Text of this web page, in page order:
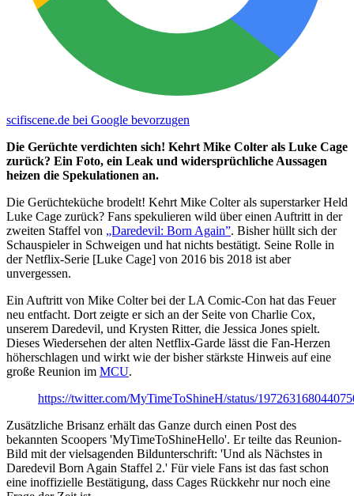
scifiscene.de bei Google bevorzugen
Die Gerüchte verdichten sich! Kehrt Mike Colter als Luke Cage
zurück? Ein Foto, ein Leak und widersprüchliche Aussagen
heizen die Spekulationen an.
Die Gerüchteküche brodelt! Kehrt Mike Colter als superstarker Held
Luke Cage zurück? Fans spekulieren wild über einen Auftritt in der
zweiten Staffel von „Daredevil: Born Again”. Bisher hüllt sich der
Schauspieler in Schweigen und hat nichts bestätigt. Seine Rolle in
der Netflix-Serie [Luke Cage] von 2016 bis 2018 ist aber
unvergessen.
Ein Auftritt von Mike Colter bei der LA Comic-Con hat das Feuer
neu entfacht. Dort zeigte er sich an der Seite von Charlie Cox,
unserem Daredevil, und Krysten Ritter, die Jessica Jones spielt.
Dieses Wiedersehen der alten Netflix-Garde lässt die Fan-Herzen
höherschlagen und wirkt wie der bisher stärkste Hinweis auf eine
große Reunion im MCU.
https://twitter.com/MyTimeToShineH/status/
Zusätzliche Brisanz erhält das Ganze durch einen Post des
bekannten Scoopers 'MyTimeToShineHello'. Er teilte das Reunion-
Bild mit der vielsagenden Bildunterschrift: 'Und als Nächstes in
Daredevil Born Again Staffel 2.' Für viele Fans ist das fast schon
eine inoffizielle Bestätigung, dass Cages Rückkehr nur noch eine